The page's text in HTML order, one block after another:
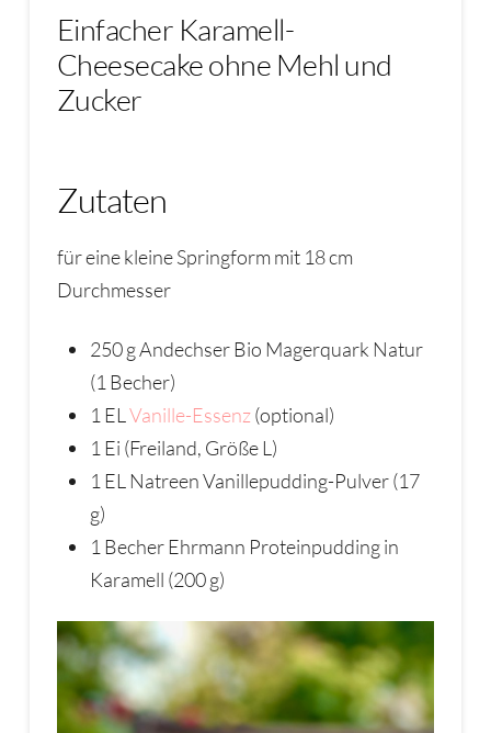
Einfacher Karamell-
Cheesecake ohne Mehl und
Zucker
Zutaten
für eine kleine Springform mit 18 cm
Durchmesser
250 g Andechser Bio Magerquark Natur
(1 Becher)
1 EL Vanille-Essenz(optional)
1 Ei (Freiland, Größe L)
1 EL Natreen Vanillepudding-Pulver (17
g)
1 Becher Ehrmann Proteinpudding in
Karamell (200 g)